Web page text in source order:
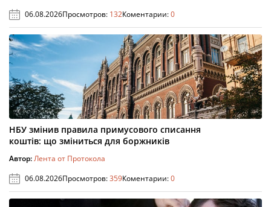
06.08.2026Просмотров: 132Коментарии:0
НБУ змінив правила примусового списання
коштів: що зміниться для боржників
Автор:Лента от Протокола
06.08.2026Просмотров:359Коментарии:0